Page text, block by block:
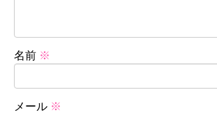
名前 ※
メール ※